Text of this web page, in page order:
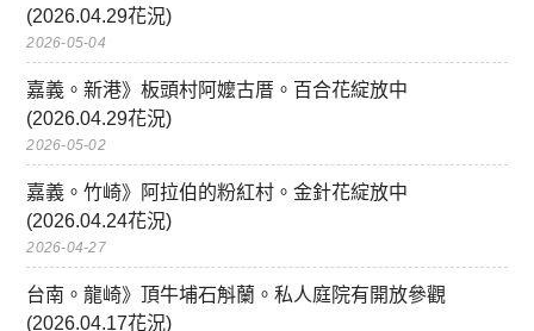
(2026.04.29花況)
2026-05-04
嘉義。新港》板頭村阿嬤古厝。百合花綻放中
(2026.04.29花況)
2026-05-02
嘉義。竹崎》阿拉伯的粉紅村。金針花綻放中
(2026.04.24花況)
2026-04-27
台南。龍崎》頂牛埔石斛蘭。私人庭院有開放參觀
(2026.04.17花況)